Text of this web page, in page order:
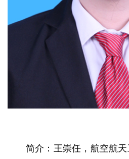
简介：王崇任，航空航天